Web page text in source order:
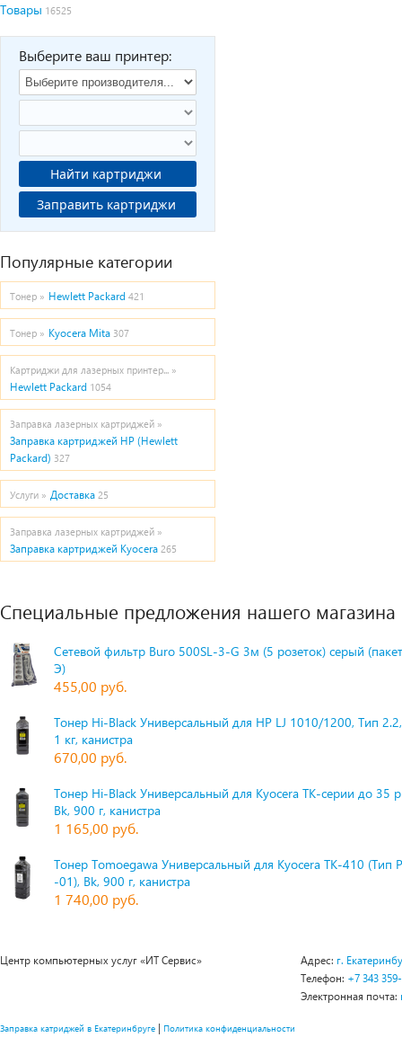
Товары 16525
Выберите ваш принтер:
Найти картриджи
Заправить картриджи
Популярные категории
Тонер » Hewlett Packard 421
Тонер » Kyocera Mita 307
Картриджи для лазерных принтер... »
Hewlett Packard 1054
Заправка лазерных картриджей »
Заправка картриджей HP (Hewlett
Packard) 327
Услуги » Доставка 25
Заправка лазерных картриджей »
Заправка картриджей Kyocera 265
Специальные предложения нашего магазина
Сетевой фильтр Buro 500SL-3-G 3м (5 розеток) серый
Э)
455,00 руб.
Тонер Hi-Black Универсальный для HP LJ 1010/1200, Тип
1 кг, канистра
670,00 руб.
Тонер Hi-Black Универсальный для Kyocera TK-серии до 35
Bk, 900 г, канистра
1 165,00 руб.
Тонер Tomoegawa Универсальный для Kyocera TK-410 (Тип
-01), Bk, 900 г, канистра
1 740,00 руб.
Центр компьютерных услуг «ИТ Сервис» Адрес: г.
Телефон: +7 343
Электронная почта:
Заправка катриджей в Екатеринбруге | Политика конфиденциальности